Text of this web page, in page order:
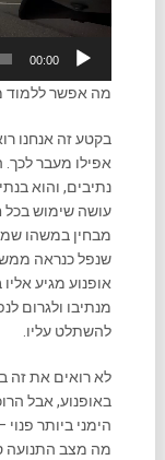
00:00
מה אפשר ללמוד
בקטע זה אנחנו
נתיבים, והוא
עושה שימוש בכל
מבחין במשהו
שנפל כנראה
אופנוע מגיע
מנתיבו ולגרום
להשתלט עליו.
לא רואים את זה
באופנוע, אבל
הימני ביותר
מה מצב התנועה